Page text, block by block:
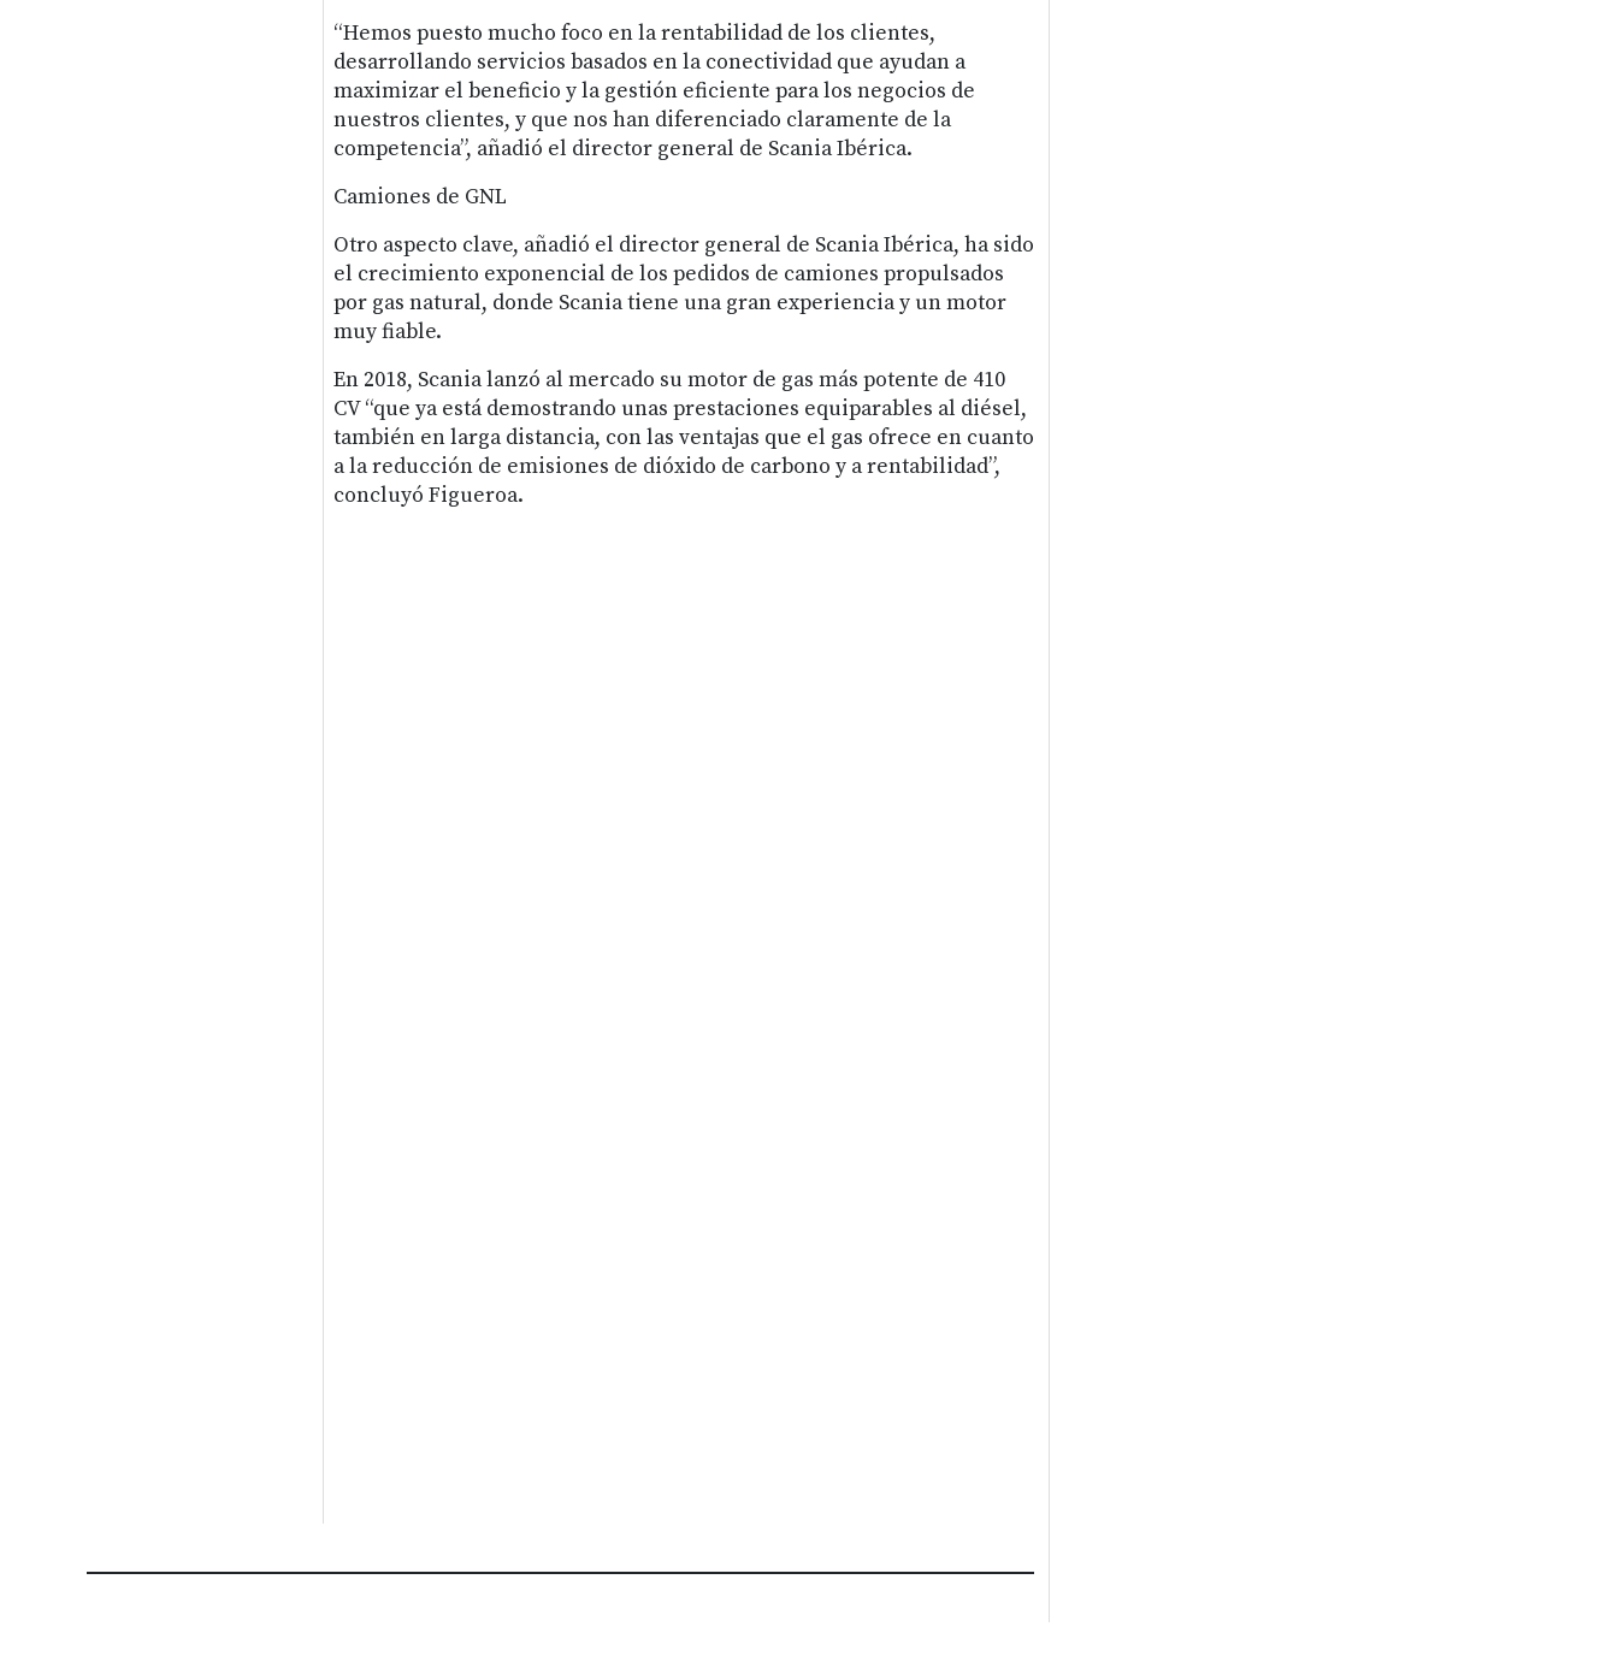
“Hemos puesto mucho foco en la rentabilidad de los clientes,
desarrollando servicios basados en la conectividad que ayudan a
maximizar el beneficio y la gestión eficiente para los negocios de
nuestros clientes, y que nos han diferenciado claramente de la
competencia”, añadió el director general de Scania Ibérica.
Camiones de GNL
Otro aspecto clave, añadió el director general de Scania Ibérica, ha sido
el crecimiento exponencial de los pedidos de camiones propulsados
por gas natural, donde Scania tiene una gran experiencia y un motor
muy fiable.
En 2018, Scania lanzó al mercado su motor de gas más potente de 410
CV “que ya está demostrando unas prestaciones equiparables al diésel,
también en larga distancia, con las ventajas que el gas ofrece en cuanto
a la reducción de emisiones de dióxido de carbono y a rentabilidad”,
concluyó Figueroa.